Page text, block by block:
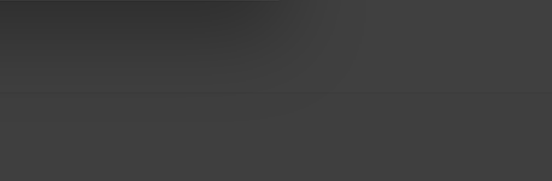
che hai fornito loro o